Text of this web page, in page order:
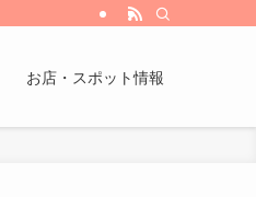
お店・スポット情報